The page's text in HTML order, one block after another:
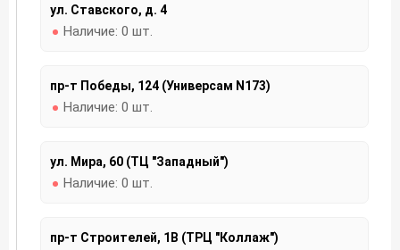
ул. Ставского, д. 4
Наличие: 0 шт.
пр-т Победы, 124 (Универсам N173)
Наличие: 0 шт.
ул. Мира, 60 (ТЦ "Западный")
Наличие: 0 шт.
пр-т Строителей, 1В (ТРЦ "Коллаж")